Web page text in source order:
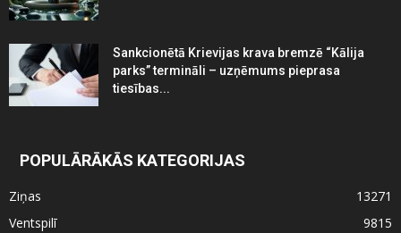
Sankcionētā Krievijas krava bremzē “Kālija
parks” termināli – uzņēmums pieprasa
tiesības...
POPULĀRĀKĀS KATEGORIJAS
Ziņas
13271
Ventspilī
9815